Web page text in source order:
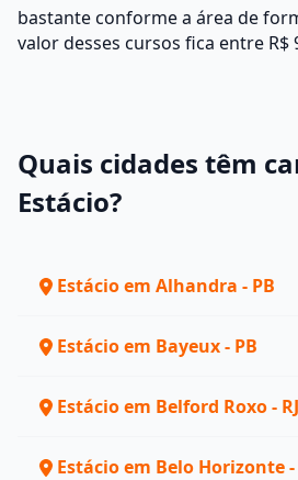
bastante conforme a área de
valor desses cursos fica entre R$
Quais cidades têm
Estácio?
Estácio em Alhandra - PB
Estácio em Bayeux - PB
Estácio em Belford Roxo - RJ
Estácio em Belo Horizonte -